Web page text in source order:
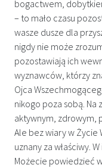
bogactwem,
– to mało czasu
wasze dusze dla
nigdy nie może
pozostawiają ich
wyznawców, którzy
Ojca
nikogo poza sobą. Na
aktywnym, zdrowym,
Ale bez wiary w Życie
uznany za właściwy.
Możecie powiedzieć